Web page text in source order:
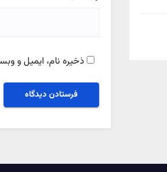
ذخیره نام، ایمیل و